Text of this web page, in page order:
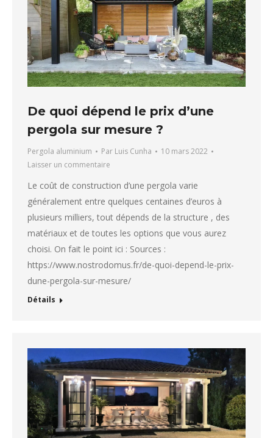
De quoi dépend le prix d’une
pergola sur mesure ?
Pergola aluminium Par Luis Cunha
10 mars 2022
Laisser un commentaire
Le coût de construction d’une pergola varie
généralement entre quelques centaines d’euros à
plusieurs milliers, tout dépends de la structure , des
matériaux et de toutes les options que vous aurez
choisi. On fait le point ici : Sources :
https://www.nostrodomus.fr/de-quoi-depend-le-prix-
dune-pergola-sur-mesure/
Détails